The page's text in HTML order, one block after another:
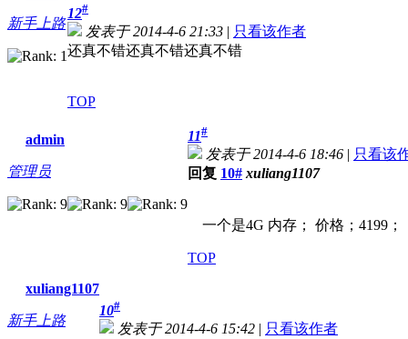
新手上路
12#
发表于 2014-4-6 21:33 | 只看该作者
还真不错还真不错还真不错
TOP
admin
管理员
11#
发表于 2014-4-6 18:46 | 只看该
回复 10# xuliang1107
一个是4G 内存； 价格；4199；
TOP
xuliang1107
新手上路
10#
发表于 2014-4-6 15:42 | 只看该作者